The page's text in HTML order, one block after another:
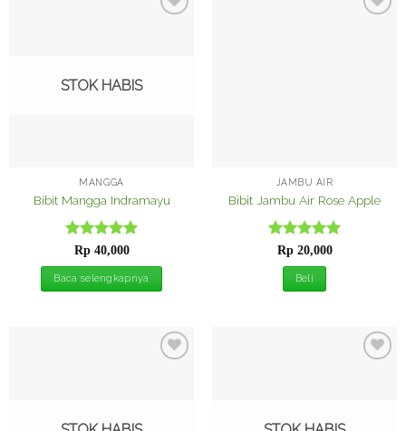
STOK HABIS
MANGGA
Bibit Mangga Indramayu
Dinilai5
dari 5
Rp40,000
Baca selengkapnya
JAMBU AIR
Bibit Jambu Air Rose Apple
Dinilai5
dari 5
Rp20,000
Beli